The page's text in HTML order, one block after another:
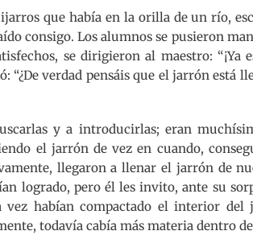
que había en la orilla de un río,
consigo. Los alumnos se pusieron
se dirigieron al maestro: “¡Ya
“¿De verdad pensáis que el jarrón está
y a introducirlas; eran
el jarrón de vez en cuando,
llegaron a llenar el jarrón de
logrado, pero él les invito, ante su
vez habían compactado el interior del
todavía cabía más materia dentro